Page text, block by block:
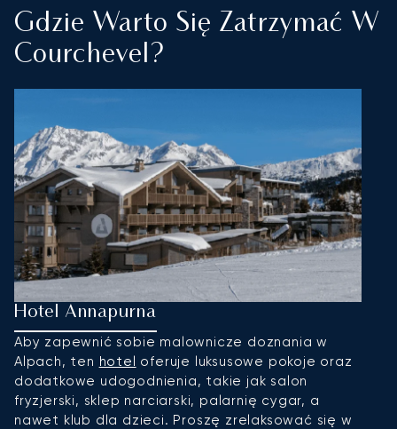
Gdzie Warto Się Zatrzymać W
Courchevel?
Hotel Annapurna
Aby zapewnić sobie malownicze doznania w
Alpach, ten hotel oferuje luksusowe pokoje oraz
dodatkowe udogodnienia, takie jak salon
fryzjerski, sklep narciarski, palarnię cygar, a
nawet klub dla dzieci. Proszę zrelaksować się w